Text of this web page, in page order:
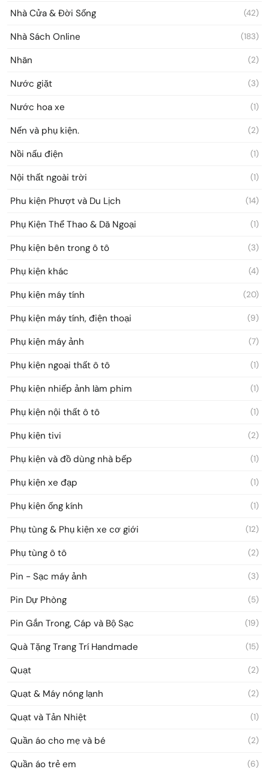
Nhà Cửa & Đời Sống (42)
Nhà Sách Online (183)
Nhãn (2)
Nước giặt (3)
Nước hoa xe (1)
Nến và phụ kiện. (2)
Nồi nấu điện (1)
Nội thất ngoài trời (1)
Phu kiện Phượt và Du Lịch (14)
Phụ Kiện Thể Thao & Dã Ngoại (1)
Phụ kiện bên trong ô tô (3)
Phụ kiện khác (4)
Phụ kiện máy tính (20)
Phụ kiện máy tính, điện thoại (9)
Phụ kiện máy ảnh (7)
Phụ kiện ngoại thất ô tô (1)
Phụ kiện nhiếp ảnh làm phim (1)
Phụ kiện nội thất ô tô (1)
Phụ kiện tivi (2)
Phụ kiện và đồ dùng nhà bếp (1)
Phụ kiện xe đạp (1)
Phụ kiện ống kính (1)
Phụ tùng & Phụ kiện xe cơ giới (12)
Phụ tùng ô tô (2)
Pin - Sạc máy ảnh (3)
Pin Dự Phòng (5)
Pin Gắn Trong, Cáp và Bộ Sạc (19)
Quà Tặng Trang Trí Handmade (15)
Quạt (2)
Quạt & Máy nóng lạnh (2)
Quạt và Tản Nhiệt (1)
Quần áo cho mẹ và bé (2)
Quần áo trẻ em (6)